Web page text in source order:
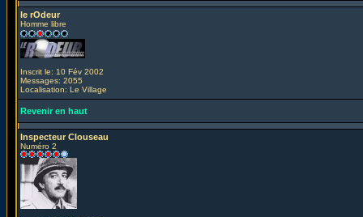
le rOdeur
Homme libre
Inscrit le: 10 Fév 2002
Messages: 2055
Localisation: Le Village
Revenir en haut
Inspecteur Clouseau
Numéro 2